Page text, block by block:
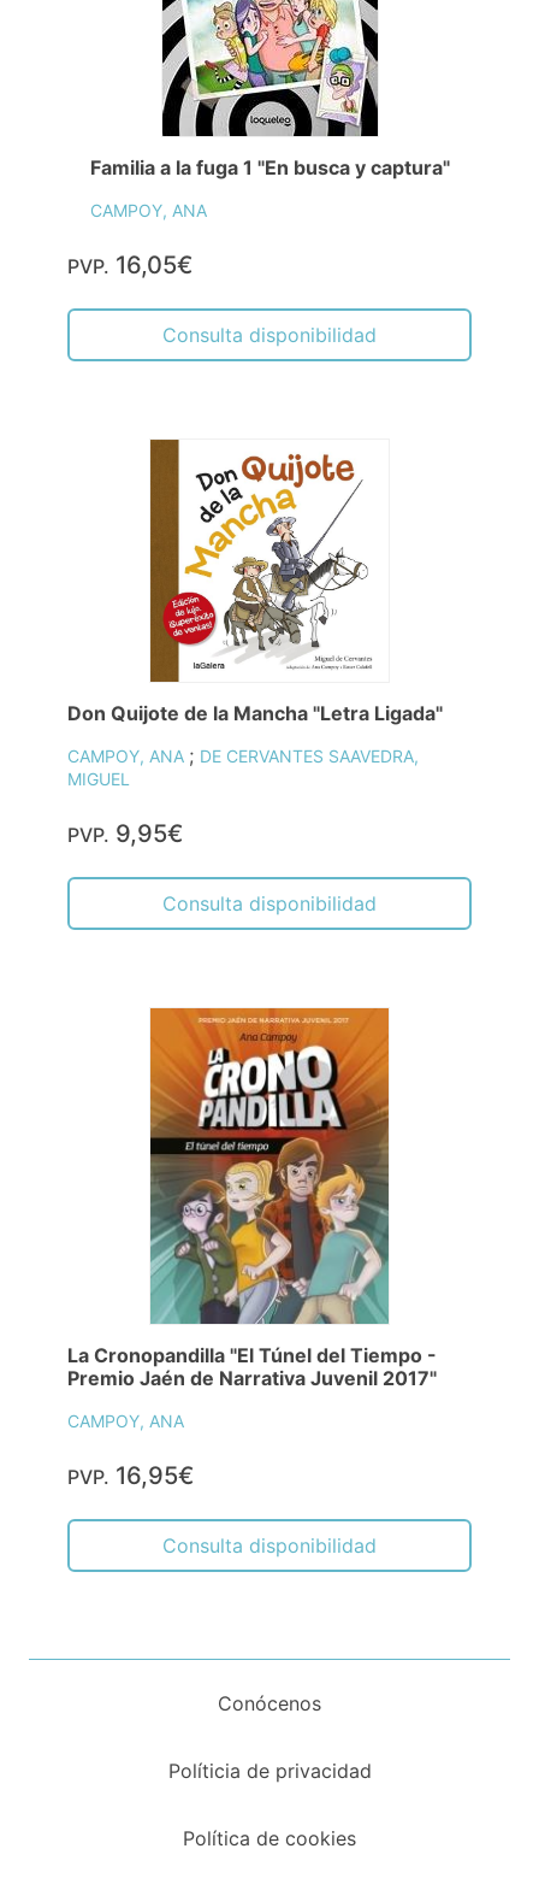
Familia a la fuga 1 "En busca y captura"
CAMPOY, ANA
PVP. 16,05€
Consulta disponibilidad
Don Quijote de la Mancha "Letra Ligada"
CAMPOY, ANA ; DE CERVANTES SAAVEDRA,
MIGUEL
PVP. 9,95€
Consulta disponibilidad
La Cronopandilla "El Túnel del Tiempo -
Premio Jaén de Narrativa Juvenil 2017"
CAMPOY, ANA
PVP. 16,95€
Consulta disponibilidad
Conócenos
Políticia de privacidad
Política de cookies